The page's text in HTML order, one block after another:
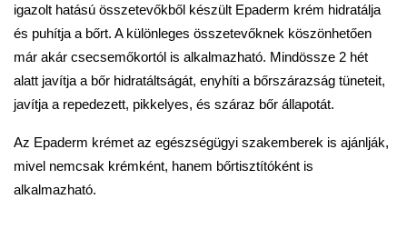
igazolt hatású összetevőkből készült Epaderm krém hidratálja
és puhítja a bőrt. A különleges összetevőknek köszönhetően
már akár csecsemőkortól is alkalmazható. Mindössze 2 hét
alatt javítja a bőr hidratáltságát, enyhíti a bőrszárazság tüneteit,
javítja a repedezett, pikkelyes, és száraz bőr állapotát.
Az Epaderm krémet az egészségügyi szakemberek is ajánlják,
mivel nemcsak krémként, hanem bőrtisztítóként is
alkalmazható.